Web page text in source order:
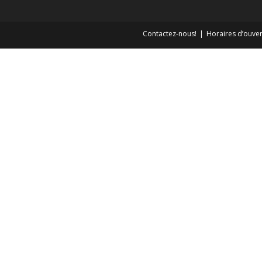
Contactez-nous! Horaires